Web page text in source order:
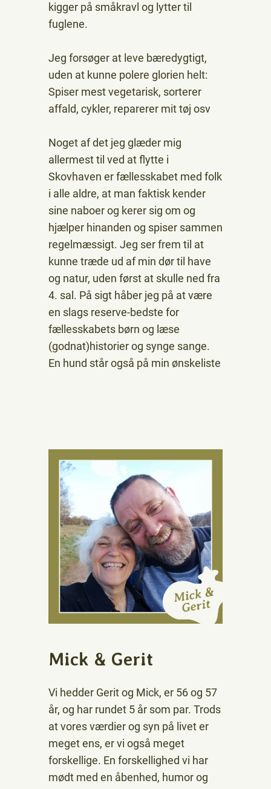
kigger på småkravl og lytter til
fuglene.
Jeg forsøger at leve bæredygtigt,
uden at kunne polere glorien helt:
Spiser mest vegetarisk, sorterer
affald, cykler, reparerer mit tøj osv
Noget af det jeg glæder mig
allermest til ved at flytte i
Skovhaven er fællesskabet med folk
i alle aldre, at man faktisk kender
sine naboer og kerer sig om og
hjælper hinanden og spiser sammen
regelmæssigt. Jeg ser frem til at
kunne træde ud af min dør til have
og natur, uden først at skulle ned fra
4. sal. På sigt håber jeg på at være
en slags reserve-bedste for
fællesskabets børn og læse
(godnat)historier og synge sange.
En hund står også på min ønskeliste
Mick & Gerit
Vi hedder Gerit og Mick, er 56 og 57
år, og har rundet 5 år som par. Trods
at vores værdier og syn på livet er
meget ens, er vi også meget
forskellige. En forskellighed vi har
mødt med en åbenhed, humor og